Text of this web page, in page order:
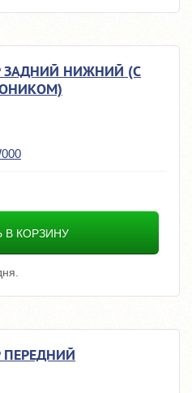
ЗАДНИЙ НИЖНИЙ (С
В КОРЗИНУ
ПЕРЕДНИЙ